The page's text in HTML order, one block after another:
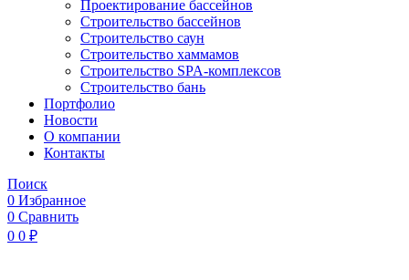
Проектирование бассейнов
Строительство бассейнов
Строительство саун
Строительство хаммамов
Строительство SPA-комплексов
Строительство бань
Портфолио
Новости
O компании
Контакты
Поиск
0 Избранное
0 Сравнить
0 0 ₽